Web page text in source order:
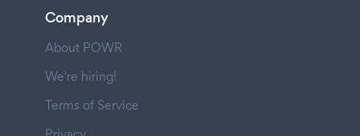
Company
About POWR
We're hiring!
Terms of Service